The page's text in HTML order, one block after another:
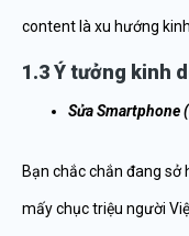
content là xu hướng
1.3 Ý tưởng kinh
Sửa Smartphone
Bạn chắc chắn đang
mấy chục triệu người